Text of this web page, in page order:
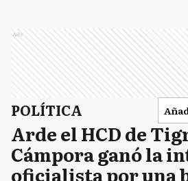
Ads
POLÍTICA
Arde el HCD de
Cámpora ganó la
oficialista por una